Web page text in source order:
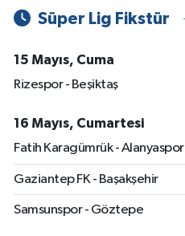
Süper Lig Fikstür
15 Mayıs, Cuma
Rizespor - Beşiktaş
16 Mayıs, Cumartesi
Fatih Karagümrük - Alanyaspor
Gaziantep FK - Başakşehir
Samsunspor - Göztepe